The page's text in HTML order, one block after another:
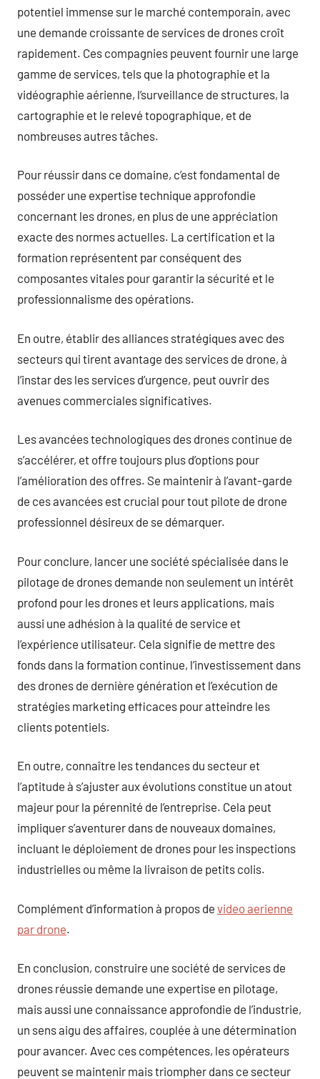
potentiel immense sur le marché contemporain, avec
une demande croissante de services de drones croît
rapidement. Ces compagnies peuvent fournir une large
gamme de services, tels que la photographie et la
vidéographie aérienne, l’surveillance de structures, la
cartographie et le relevé topographique, et de
nombreuses autres tâches.
Pour réussir dans ce domaine, c’est fondamental de
posséder une expertise technique approfondie
concernant les drones, en plus de une appréciation
exacte des normes actuelles. La certification et la
formation représentent par conséquent des
composantes vitales pour garantir la sécurité et le
professionnalisme des opérations.
En outre, établir des alliances stratégiques avec des
secteurs qui tirent avantage des services de drone, à
l’instar des les services d’urgence, peut ouvrir des
avenues commerciales significatives.
Les avancées technologiques des drones continue de
s’accélérer, et offre toujours plus d’options pour
l’amélioration des offres. Se maintenir à l’avant-garde
de ces avancées est crucial pour tout pilote de drone
professionnel désireux de se démarquer.
Pour conclure, lancer une société spécialisée dans le
pilotage de drones demande non seulement un intérêt
profond pour les drones et leurs applications, mais
aussi une adhésion à la qualité de service et
l’expérience utilisateur. Cela signifie de mettre des
fonds dans la formation continue, l’investissement dans
des drones de dernière génération et l’exécution de
stratégies marketing efficaces pour atteindre les
clients potentiels.
En outre, connaître les tendances du secteur et
l’aptitude à s’ajuster aux évolutions constitue un atout
majeur pour la pérennité de l’entreprise. Cela peut
impliquer s’aventurer dans de nouveaux domaines,
incluant le déploiement de drones pour les inspections
industrielles ou même la livraison de petits colis.
Complément d’information à propos de video aerienne
par drone.
En conclusion, construire une société de services de
drones réussie demande une expertise en pilotage,
mais aussi une connaissance approfondie de l’industrie,
un sens aigu des affaires, couplée à une détermination
pour avancer. Avec ces compétences, les opérateurs
peuvent se maintenir mais triompher dans ce secteur